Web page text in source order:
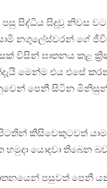
සිද්ධිය සිදුවූ නිවස
නගුලේස්වරන් ගේ
විසින් ඝාතනය කළ
මෙන්ම එය එසේ
පෙනී සිටින
කිසිවෙකුටවත්
යොදවා තිබෙන
පසුවත් පෙනී